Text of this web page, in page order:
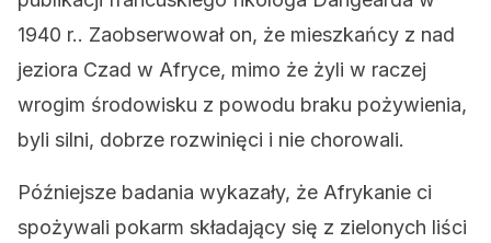
1940 r.. Zaobserwował on, że mieszkańcy z nad
jeziora Czad w Afryce, mimo że żyli w raczej
wrogim środowisku z powodu braku pożywienia,
byli silni, dobrze rozwinięci i nie chorowali.
Późniejsze badania wykazały, że Afrykanie ci
spożywali pokarm składający się z zielonych liści